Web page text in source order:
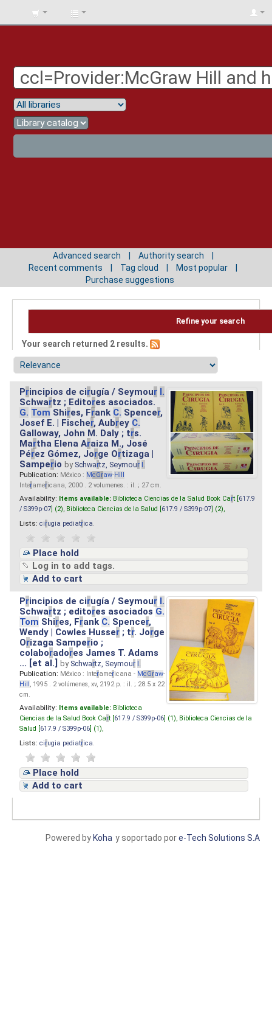
BIBLIOTECA
Advanced search
Authority search
Recent comments
Tag cloud
Most popular
Purchase suggestions
Refine your search
Your search returned 2 results.
Principios de cirugía / Seymour I.
Schwartz ; Editores asociados.
G. Tom Shires, Frank C. Spencer,
Josef E. | Fischer, Aubrey C.
Galloway, John M. Daly ; trs.
Martha Elena Araiza M., José
Pérez Gómez, Jorge Ortizaga |
Samperio by Schwartz, Seymour I.
Publication: México : McGraw-Hill
Interamericana, 2000 . 2 volumenes. : il. ; 27 cm.
Availability: Items available: Biblioteca Ciencias de la Salud Book Cart [ 617.9
/ S399p-07 ] (2), Biblioteca Ciencias de la Salud [ 617.9 / S399p-07 ] (2),
Lists: cirugia pediatrica
Place hold
Log in to add tags.
Add to cart
Principios de cirugía / Seymour I.
Schwartz ; editores asociados G.
Tom Shires, Frank C. Spencer,
Wendy | Cowles Husser ; tr. Jorge
Orizaga Samperio ;
colaboradores James T. Adams
... [et al.]by Schwartz, Seymour I.
Publication: México : Interamericana - McGraw-
Hill, 1995 . 2 volúmenes, xv, 2192 p. : il. ; 28.5 x 22
cm.
Availability: Items available: Biblioteca
Ciencias de la Salud Book Cart [ 617.9 / S399p-06 ] (1), Biblioteca Ciencias de la
Salud [ 617.9 / S399p-06 ] (1),
Lists: cirugia pediatrica
Place hold
Add to cart
y soportado pore-Tech Solutions S.A
Powered by Koha